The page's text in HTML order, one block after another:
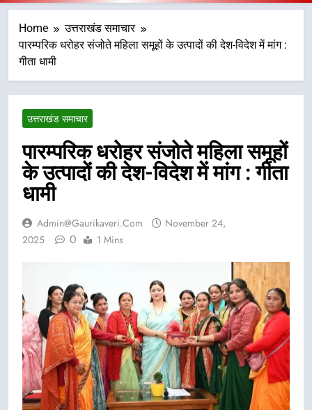
Home
उत्तराखंड समाचार
पारम्परिक धरोहर संजोते महिला समूहों के उत्पादों की देश-विदेश में मांग :
गीता धामी
उत्तराखंड समाचार
पारम्परिक धरोहर संजोते महिला समूहों
के उत्पादों की देश-विदेश में मांग : गीता
धामी
Admin@gaurikaveri.com
November 24,
2025
0 1 Mins